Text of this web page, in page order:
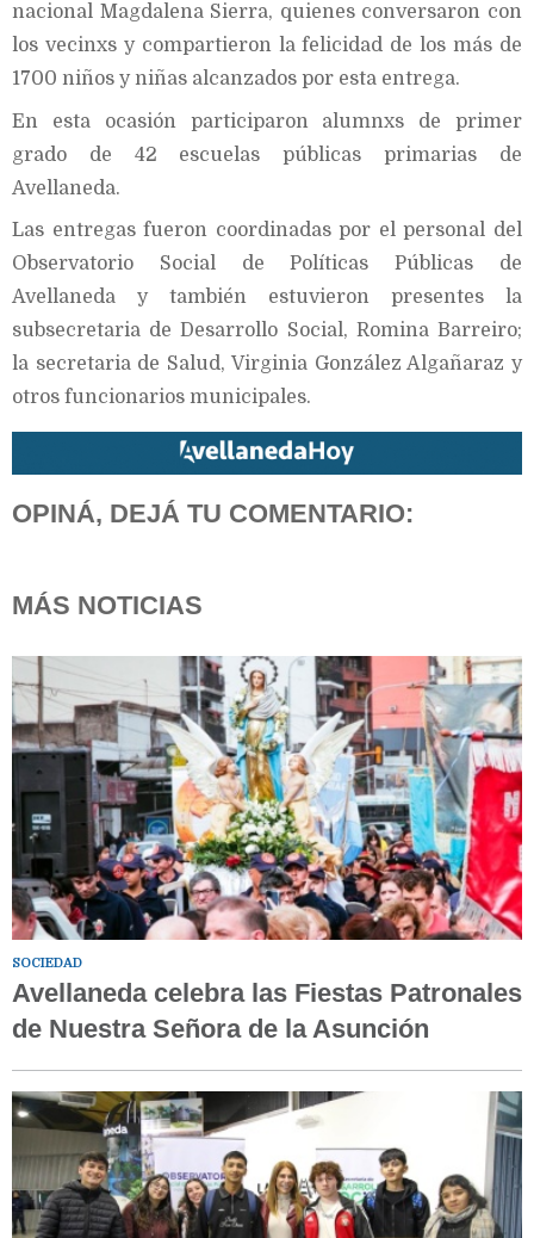
nacional Magdalena Sierra, quienes conversaron con
los vecinxs y compartieron la felicidad de los más de
1700 niños y niñas alcanzados por esta entrega.
En esta ocasión participaron alumnxs de primer
grado de 42 escuelas públicas primarias de
Avellaneda.
Las entregas fueron coordinadas por el personal del
Observatorio Social de Políticas Públicas de
Avellaneda y también estuvieron presentes la
subsecretaria de Desarrollo Social, Romina Barreiro;
la secretaria de Salud, Virginia González Algañaraz y
otros funcionarios municipales.
OPINÁ, DEJÁ TU COMENTARIO:
MÁS NOTICIAS
SOCIEDAD
Avellaneda celebra las Fiestas Patronales
de Nuestra Señora de la Asunción